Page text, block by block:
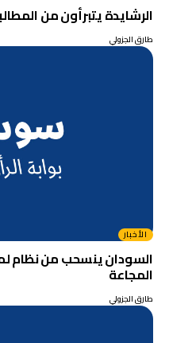
الرشايدة يتبرأون من
طارق الجزولي
الأخبار
السودان ينسحب من نظام
المجاعة
طارق الجزولي